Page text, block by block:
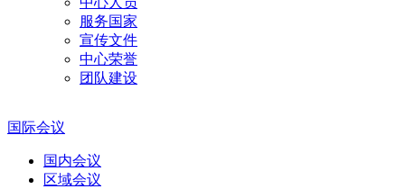
服务国家
宣传文件
中心荣誉
团队建设
国际会议
国内会议
区域会议